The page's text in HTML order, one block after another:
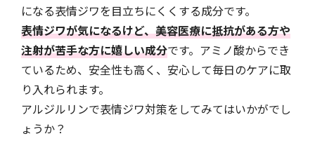
になる表情ジワを目立ちにくくする成分です。
表情ジワが気になるけど、美容医療に抵抗がある方や
注射が苦手な方に嬉しい成分です。アミノ酸からでき
ているため、安全性も高く、安心して毎日のケアに取
り入れられます。
アルジルリンで表情ジワ対策をしてみてはいかがでし
ょうか？